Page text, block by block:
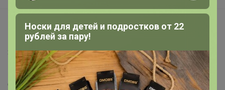
support@24-ok.ru
Написать в поддержку
Защита покупателя
Помощь
О нас
Носки для детей и подростков от 22
рублей за пару!